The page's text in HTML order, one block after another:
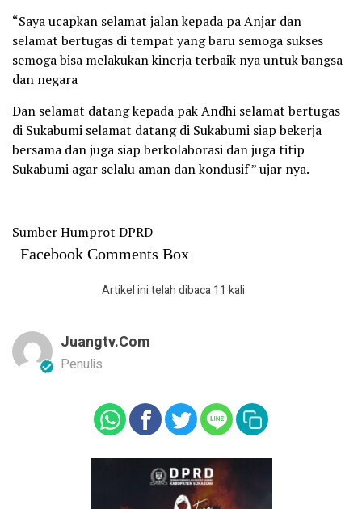
“Saya ucapkan selamat jalan kepada pa Anjar dan
selamat bertugas di tempat yang baru semoga sukses
semoga bisa melakukan kinerja terbaik nya untuk bangsa
dan negara
Dan selamat datang kepada pak Andhi selamat bertugas
di Sukabumi selamat datang di Sukabumi siap bekerja
bersama dan juga siap berkolaborasi dan juga titip
Sukabumi agar selalu aman dan kondusif ” ujar nya.
Sumber Humprot DPRD
Facebook Comments Box
Artikel ini telah dibaca 11 kali
Juangtv.com
Penulis